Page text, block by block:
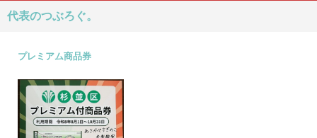
代表のつぶろぐ。
プレミアム商品券